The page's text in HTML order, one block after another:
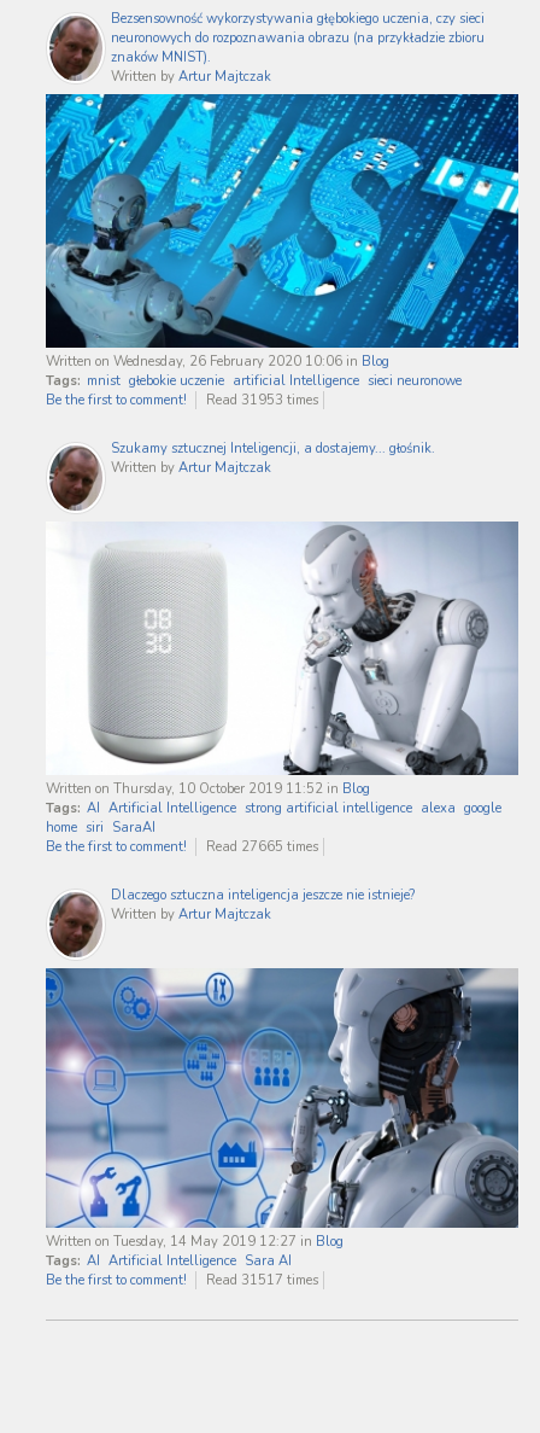
Bezsensowność wykorzystywania głębokiego uczenia, czy sieci
neuronowych do rozpoznawania obrazu (na przykładzie zbioru
znaków MNIST).
Written by Artur Majtczak
Written on Wednesday, 26 February 2020 10:06 in Blog
Tags: mnist głebokie uczenie artificial Intelligence sieci neuronowe
Be the first to comment!
Read 31953 times
Szukamy sztucznej Inteligencji, a dostajemy... głośnik.
Written by Artur Majtczak
Written on Thursday, 10 October 2019 11:52 in Blog
Tags: AI Artificial Intelligence strong artificial intelligence alexa google
home siri SaraAI
Be the first to comment!
Read 27665 times
Dlaczego sztuczna inteligencja jeszcze nie istnieje?
Written by Artur Majtczak
Written on Tuesday, 14 May 2019 12:27 in Blog
Tags: AI Artificial Intelligence Sara AI
Be the first to comment!
Read 31517 times